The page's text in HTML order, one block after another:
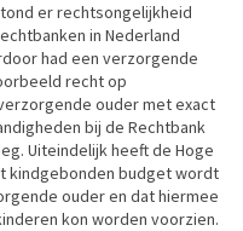
er rechtsongelijkheid
in Nederland
had een verzorgende
recht op
ouder met exact
bij de Rechtbank
Uiteindelijk heeft de Hoge
kindgebonden budget wordt
ouder en dat hiermee
kon worden voorzien.